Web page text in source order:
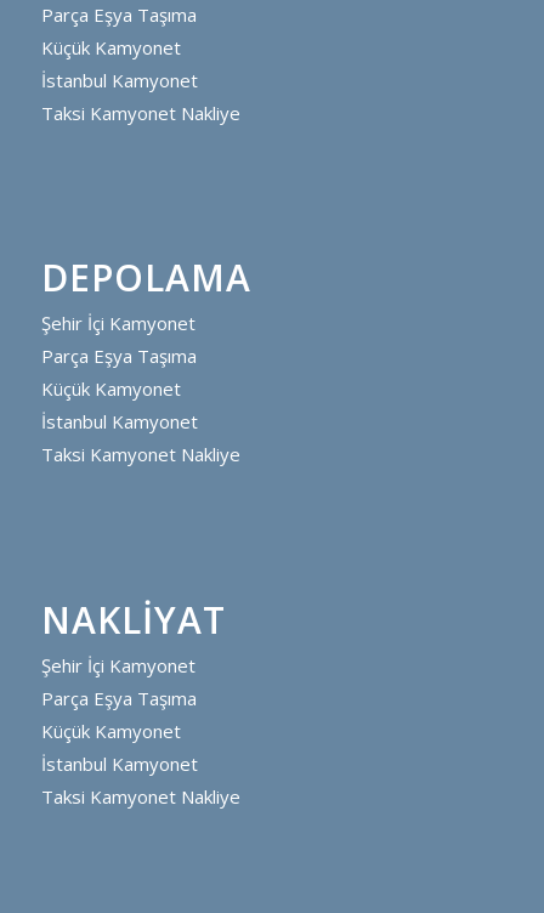
Parça Eşya Taşıma
Küçük Kamyonet
İstanbul Kamyonet
Taksi Kamyonet Nakliye
DEPOLAMA
Şehir İçi Kamyonet
Parça Eşya Taşıma
Küçük Kamyonet
İstanbul Kamyonet
Taksi Kamyonet Nakliye
NAKLIYAT
Şehir İçi Kamyonet
Parça Eşya Taşıma
Küçük Kamyonet
İstanbul Kamyonet
Taksi Kamyonet Nakliye